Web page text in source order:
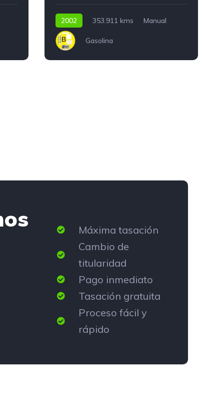
2002 353.911 kms Manual
Gasolina
Máxima tasación
Cambio de
titularidad
Pago inmediato
Tasación gratuita
Proceso fácil y
rápido